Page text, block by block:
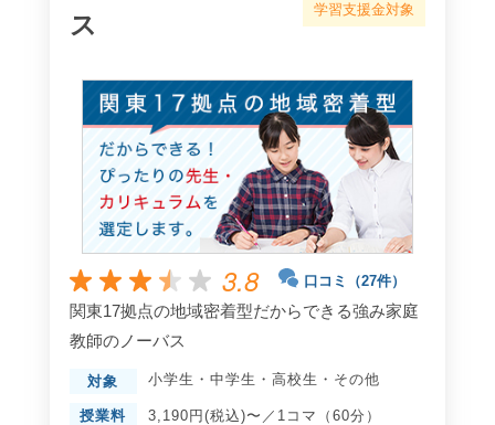
ス
学習支援金対象
3.8 口コミ（27件）
関東17拠点の地域密着型だからできる強み家庭
教師のノーバス
対象 小学生 ・ 中学生 ・ 高校生 ・ その他
授業料 3,190円(税込)〜／1コマ（60分）